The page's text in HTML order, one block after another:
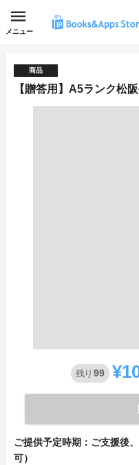
メニュー
商品
【贈答用】A5ランク松
残り 99
ご提供予定時期：ご支援後
可）